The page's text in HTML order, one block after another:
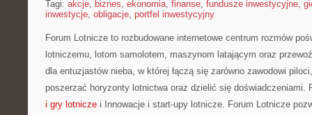
Tagi: akcje, biznes, ekonomia, finanse, fundusze inwestycyjne,
inwestycje, obligacje, portfel inwestycyjny
Forum Lotnicze to rozbudowane internetowe centrum rozmów
lotniczemu, lotom samolotem, maszynom latającym oraz
dla entuzjastów nieba, w której łączą się zarówno zawodowi
poszerzać horyzonty lotnictwa oraz dzielić się doświadczeniami.
i gry lotnicze i Innowacje i start-upy lotnicze. Forum Lotnicze